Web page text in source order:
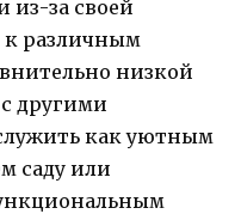
из-за своей
к различным
низкой
другими
как уютным
саду или